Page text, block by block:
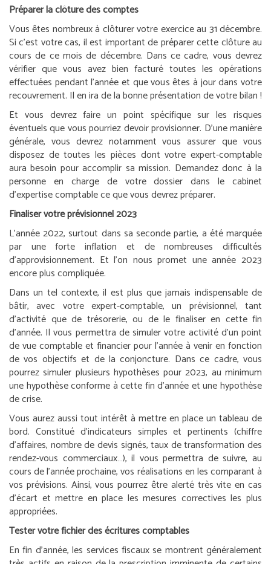
Préparer la clôture des comptes
Vous êtes nombreux à clôturer votre exercice au 31 décembre.
Si c’est votre cas, il est important de préparer cette clôture au
cours de ce mois de décembre. Dans ce cadre, vous devrez
vérifier que vous avez bien facturé toutes les opérations
effectuées pendant l’année et que vous êtes à jour dans votre
recouvrement. Il en ira de la bonne présentation de votre bilan !
Et vous devrez faire un point spécifique sur les risques
éventuels que vous pourriez devoir provisionner. D’une manière
générale, vous devrez notamment vous assurer que vous
disposez de toutes les pièces dont votre expert-comptable
aura besoin pour accomplir sa mission. Demandez donc à la
personne en charge de votre dossier dans le cabinet
d’expertise comptable ce que vous devrez préparer.
Finaliser votre prévisionnel 2023
L’année 2022, surtout dans sa seconde partie, a été marquée
par une forte inflation et de nombreuses difficultés
d’approvisionnement. Et l’on nous promet une année 2023
encore plus compliquée.
Dans un tel contexte, il est plus que jamais indispensable de
bâtir, avec votre expert-comptable, un prévisionnel, tant
d’activité que de trésorerie, ou de le finaliser en cette fin
d’année. Il vous permettra de simuler votre activité d’un point
de vue comptable et financier pour l’année à venir en fonction
de vos objectifs et de la conjoncture. Dans ce cadre, vous
pourrez simuler plusieurs hypothèses pour 2023, au minimum
une hypothèse conforme à cette fin d’année et une hypothèse
de crise.
Vous aurez aussi tout intérêt à mettre en place un tableau de
bord. Constitué d’indicateurs simples et pertinents (chiffre
d’affaires, nombre de devis signés, taux de transformation des
rendez-vous commerciaux…), il vous permettra de suivre, au
cours de l’année prochaine, vos réalisations en les comparant à
vos prévisions. Ainsi, vous pourrez être alerté très vite en cas
d’écart et mettre en place les mesures correctives les plus
appropriées.
Tester votre fichier des écritures comptables
En fin d’année, les services fiscaux se montrent généralement